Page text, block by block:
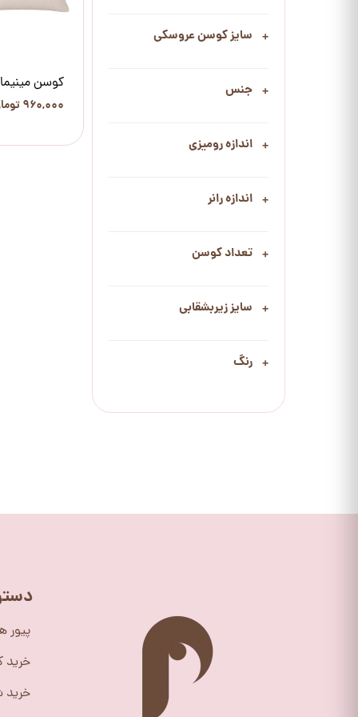
سایز کوسن عروسکی
جنس
اندازه رومیزی
اندازه رانر
تعداد کوسن
سایز زیربشقابی
رنگ
کوسن
۹۶۰,۰۰۰ تومان
پیور
خرید